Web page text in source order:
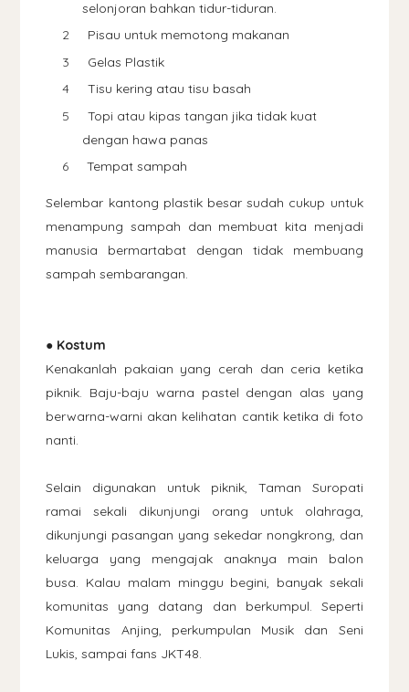
selonjoran bahkan tidur-tiduran.
Pisau untuk memotong makanan
Gelas Plastik
Tisu kering atau tisu basah
Topi atau kipas tangan jika tidak kuat
dengan hawa panas
Tempat sampah
Selembar kantong plastik besar sudah cukup untuk
menampung sampah dan membuat kita menjadi
manusia bermartabat dengan tidak membuang
sampah sembarangan.
● Kostum
Kenakanlah pakaian yang cerah dan ceria ketika
piknik. Baju-baju warna pastel dengan alas yang
berwarna-warni akan kelihatan cantik ketika di foto
nanti.
Selain digunakan untuk piknik, Taman Suropati
ramai sekali dikunjungi orang untuk olahraga,
dikunjungi pasangan yang sekedar nongkrong, dan
keluarga yang mengajak anaknya main balon
busa. Kalau malam minggu begini, banyak sekali
komunitas yang datang dan berkumpul. Seperti
Komunitas Anjing, perkumpulan Musik dan Seni
Lukis, sampai fans JKT48.